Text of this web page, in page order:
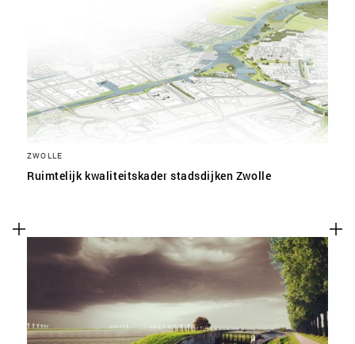
ZWOLLE
Ruimtelijk kwaliteitskader stadsdijken Zwolle